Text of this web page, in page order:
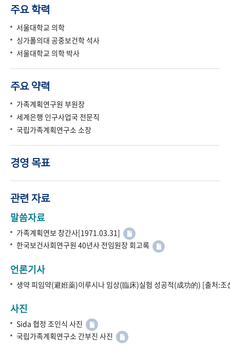
주요 학력
서울대학교 의학
싱가폴의대 공중보건학 석사
서울대학교 의학 박사
주요 약력
가족계획연구원 부원장
세계은행 인구사업국 전문직
국립가족계획연구소 소장
경영 목표
관련 자료
말씀자료
가족계획연보 창간사[1971.03.31]
한국보건사회연구원 40년사 전임원장 회고록
언론기사
생약 피임약(避姙薬)이루시나 임상(臨床)실험 성공적(成功的) [출처:
사진
Sida 협정 조인식 사진
국립가족계획연구소 간부진 사진